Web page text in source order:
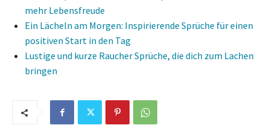
mehr Lebensfreude
Ein Lächeln am Morgen: Inspirierende Sprüche für einen
positiven Start in den Tag
Lustige und kurze Raucher Sprüche, die dich zum Lachen
bringen